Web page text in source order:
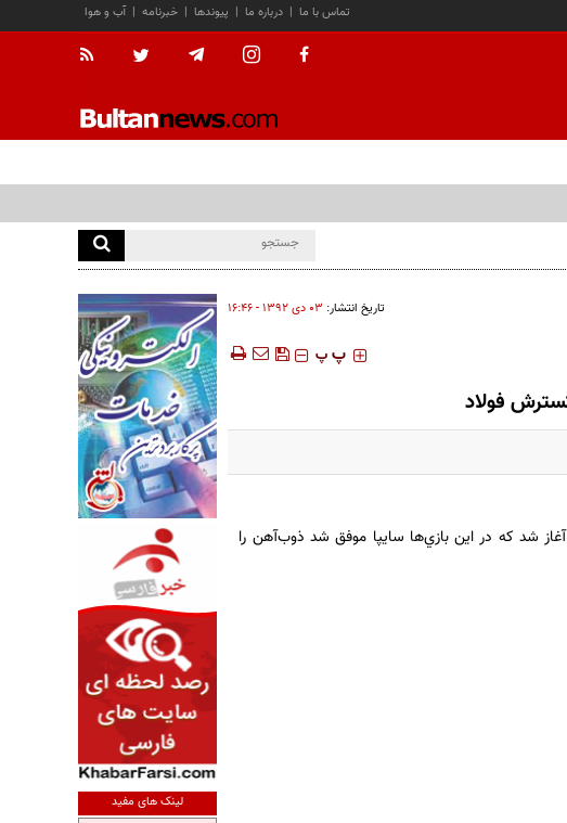
آب و هوا | خبرنامه | پیوندها | درباره ما | تماس با ما
تاریخ انتشار: ۰۳ دی ۱۳۹۲ - ۱۶:۴۶
‍‍‍ پ پ
فولاد
ليگ برتر فوتبال، از ساعت 14:30 در کرج و تبريز آغاز شد که در اين بازي‌ها سايپا موفق شد ذوب‌آهن را
لینک های مفید